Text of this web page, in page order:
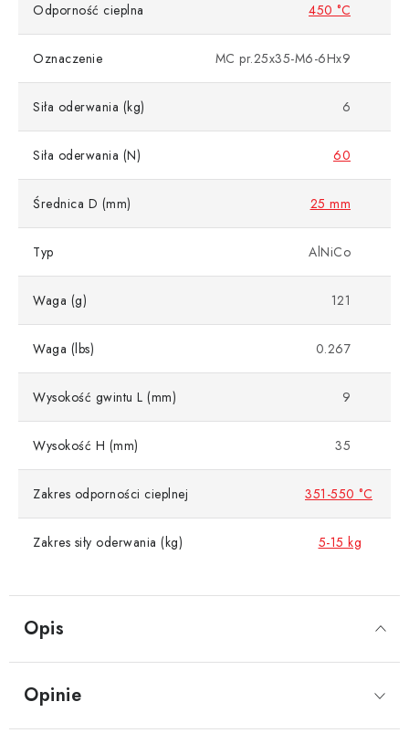
Opis
Odporność cieplna 450 °C
Oznaczenie MC pr.25x35-M6-6Hx9
Siła oderwania (kg) 6
Siła oderwania (N) 60
Średnica D (mm) 25 mm
Typ AlNiCo
Waga (g) 121
Waga (lbs) 0.267
Wysokość gwintu L (mm) 9
Wysokość H (mm) 35
Zakres odporności cieplnej 351-550 °C
Zakres siły oderwania (kg) 5-15 kg
Opinie